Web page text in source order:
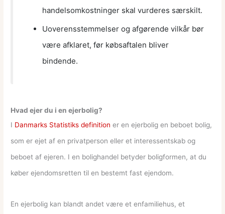
handelsomkostninger skal vurderes særskilt.
Uoverensstemmelser og afgørende vilkår bør
være afklaret, før købsaftalen bliver
bindende.
Hvad ejer du i en ejerbolig?
I Danmarks Statistiks definition er en ejerbolig en beboet bolig,
som er ejet af en privatperson eller et interessentskab og
beboet af ejeren. I en bolighandel betyder boligformen, at du
køber ejendomsretten til en bestemt fast ejendom.
En ejerbolig kan blandt andet være et enfamiliehus, et